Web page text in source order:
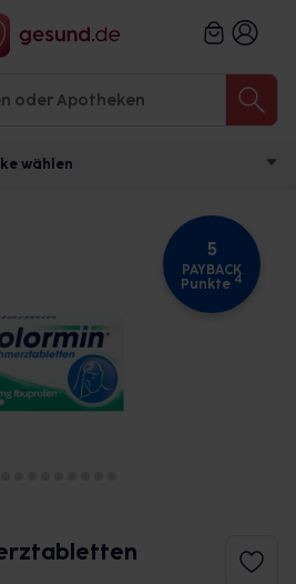
wählen
5
PAYBACK
Punkte 4